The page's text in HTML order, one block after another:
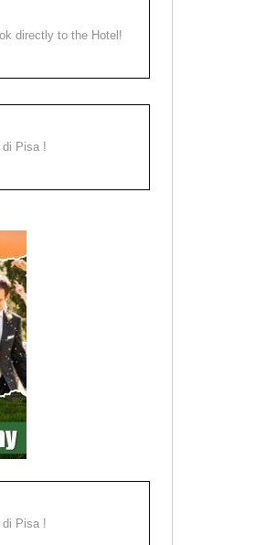
directly to the Hotel!
di Pisa !
di Pisa !